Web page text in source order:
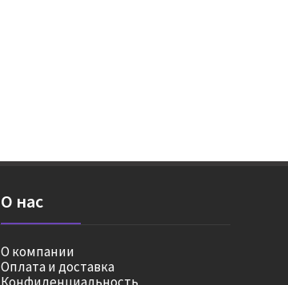
О нас
О компании
Оплата и доставка